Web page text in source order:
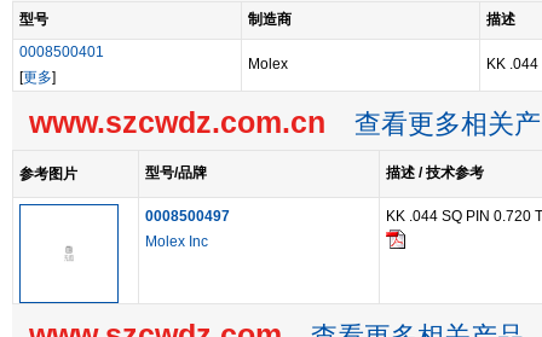
型号 制造商
描述
0008500401
[更多]
Molex KK
www.szcwdz.com.cn 查看更多相关
参考图片 型号/品牌 描述 / 技术参考
0008500497
Molex Inc
KK .044 SQ PIN 0.720